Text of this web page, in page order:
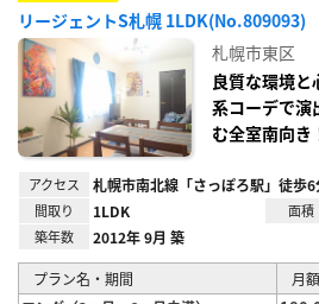
リージェントS札幌 1LDK(No.809093)
札幌市東区
良質な環境
系コーデで演
む全室南向き
アクセス 札幌市南北線「さっぽろ駅」徒歩6
間取り 1LDK 面積
築年数 2012年 9月 築
プラン名・期間
月